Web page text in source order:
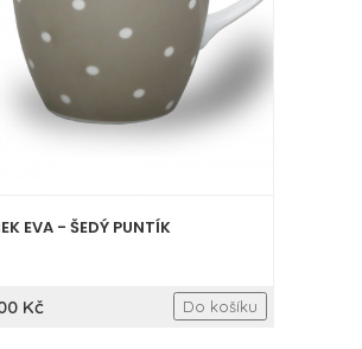
EVA - ŠEDÝ PUNTÍK
Kč Do košíku